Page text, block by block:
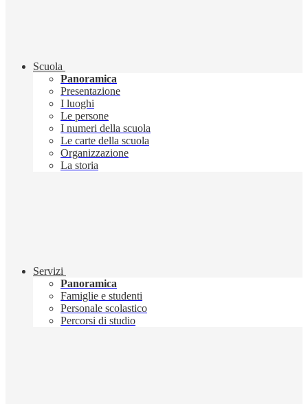
Scuola
Panoramica
Presentazione
I luoghi
Le persone
I numeri della scuola
Le carte della scuola
Organizzazione
La storia
Servizi
Panoramica
Famiglie e studenti
Personale scolastico
Percorsi di studio